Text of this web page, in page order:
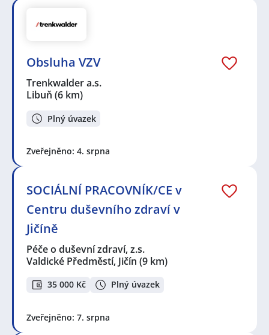
Obsluha VZV
Trenkwalder a.s.
Libuň (6 km)
Plný úvazek
Zveřejněno: 4. srpna
SOCIÁLNÍ PRACOVNÍK/CE v
Centru duševního zdraví v
Jičíně
Péče o duševní zdraví, z.s.
Valdické Předměstí, Jičín (9 km)
35 000 Kč Plný úvazek
Zveřejněno: 7. srpna